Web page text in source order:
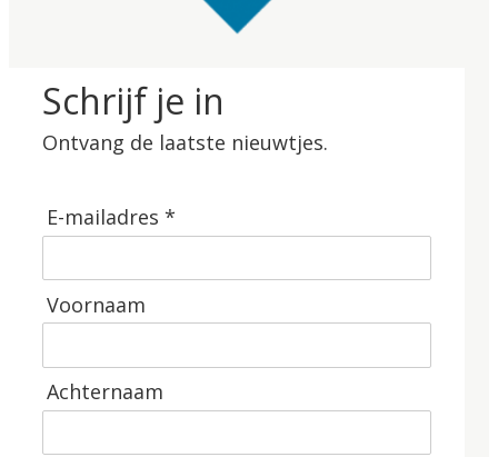
Schrijf je in
Ontvang de laatste nieuwtjes.
E-mailadres *
Voornaam
Achternaam